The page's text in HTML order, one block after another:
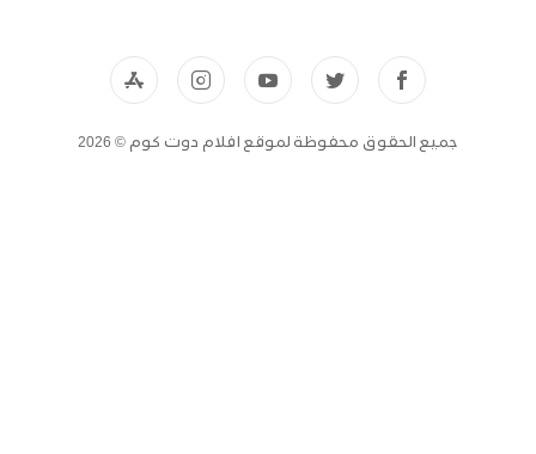
جميع الحقوق محفوظة لموقع افلام دوت كوم © 2026